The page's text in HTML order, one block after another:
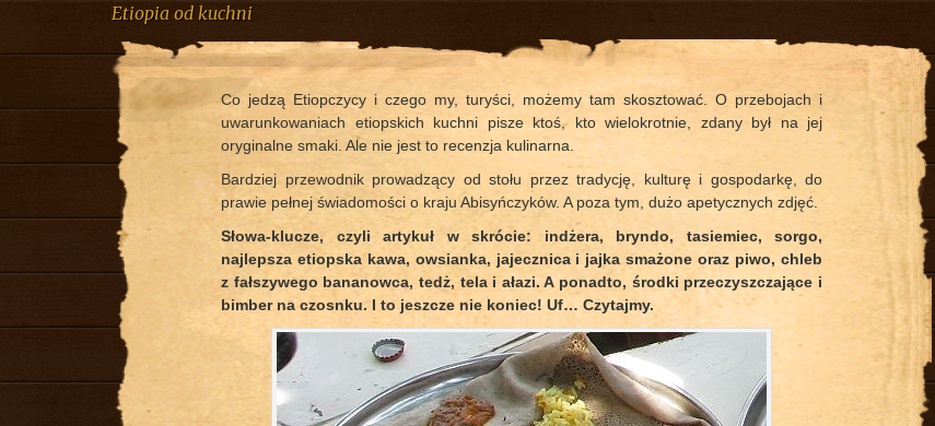
Etiopia od kuchni
Co jedzą Etiopczycy i czego my, turyści, możemy tam skosztować. O przebojach i
uwarunkowaniach etiopskich kuchni pisze ktoś, kto wielokrotnie, zdany był na jej
oryginalne smaki. Ale nie jest to recenzja kulinarna.
Bardziej przewodnik prowadzący od stołu przez tradycję, kulturę i gospodarkę, do
prawie pełnej świadomości o kraju Abisyńczyków. A poza tym, dużo apetycznych zdjęć.
Słowa-klucze, czyli artykuł w skrócie: indżera, bryndo, tasiemiec, sorgo,
najlepsza etiopska kawa, owsianka, jajecznica i jajka smażone oraz piwo, chleb
z fałszywego bananowca, tedż, tela i ałazi. A ponadto, środki przeczyszczające i
bimber na czosnku. I to jeszcze nie koniec! Uf… Czytajmy.